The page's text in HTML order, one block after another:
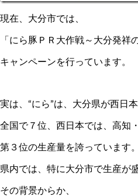
現在、大分市では、
「にら豚ＰＲ大作戦～大分発祥
キャンペーンを行っています。
実は、“にら”は、大分県が西日
全国で７位、西日本では、高知
第３位の生産量を誇っています。
県内では、特に大分市で生産が
その背景からか、